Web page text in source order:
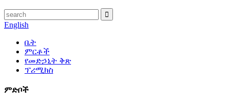
English
ቤት
ምርቶች
የመድኃኒት ቅጽ
ፕሪሚክስ
ምድቦች